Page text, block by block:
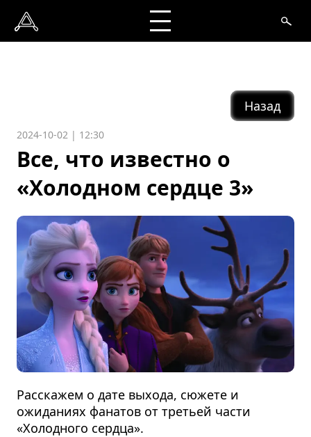
Назад
2024-10-02 | 12:30
Все, что известно о
«Холодном сердце 3»
Расскажем о дате выхода, сюжете и
ожиданиях фанатов от третьей части
«Холодного сердца».